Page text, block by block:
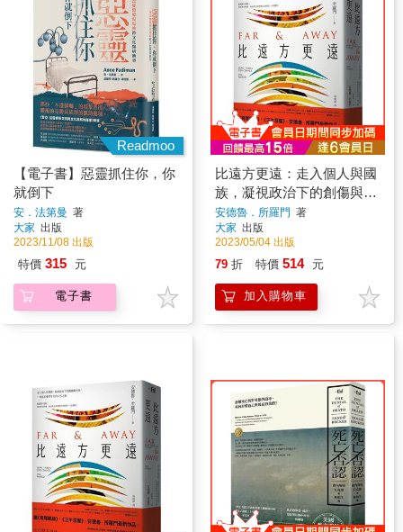
Readmoo
【電子書】惡靈抓住你，你
就倒下
安．法第曼 著
大家 出版
2023/11/08 出版
特價 315 元
電子書
比遠方更遠：走入個人與國
族，凝視政治下的創傷與差
異，一場起於變革年代的人
性之旅
安德魯．所羅門 著
大家 出版
2023/05/04 出版
79 折 特價 514 元
加入購物車